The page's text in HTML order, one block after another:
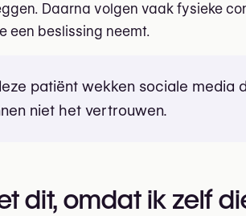
Daarna volgen vaak fysieke
een beslissing neemt.
patiënt wekken sociale media
niet het vertrouwen.
dit, omdat ik zelf